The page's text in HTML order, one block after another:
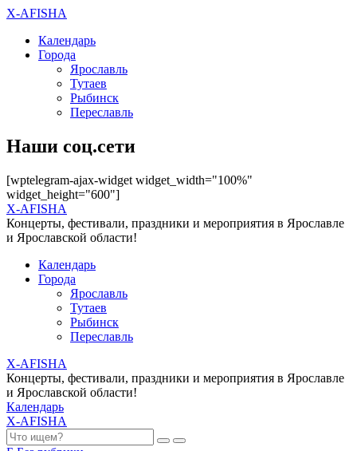
X-AFISHA
Календарь
Города
Ярославль
Тутаев
Рыбинск
Переславль
Наши соц.сети
[wptelegram-ajax-widget widget_width="100%"
widget_height="600"]
X-AFISHA
Концерты, фестивали, праздники и мероприятия в Ярославле
и Ярославской области!
Календарь
Города
Ярославль
Тутаев
Рыбинск
Переславль
X-AFISHA
Концерты, фестивали, праздники и мероприятия в Ярославле
и Ярославской области!
Календарь
X-AFISHA